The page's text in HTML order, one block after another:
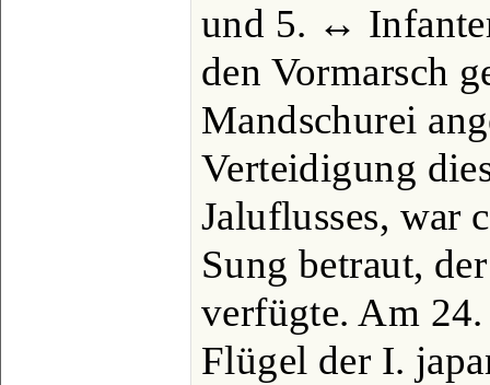
und 5. ↔
den Vormarsch
Mandschurei
Verteidigung
Jaluflusses, war
Sung betraut,
verfügte. Am
Flügel der I.